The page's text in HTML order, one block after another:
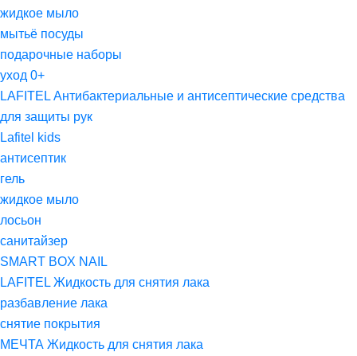
жидкое мыло
мытьё посуды
подарочные наборы
уход 0+
LAFITEL Антибактериальные и антисептические средства
для защиты рук
Lafitel kids
антисептик
гель
жидкое мыло
лосьон
санитайзер
SMART BOX NAIL
LAFITEL Жидкость для снятия лака
разбавление лака
снятие покрытия
МЕЧТА Жидкость для снятия лака